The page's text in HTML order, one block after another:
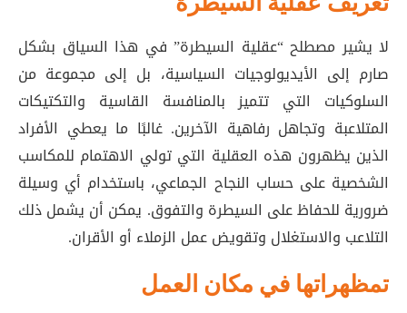
لا يشير مصطلح “عقلية السيطرة” في هذا السياق بشكل
صارم إلى الأيديولوجيات السياسية، بل إلى مجموعة من
السلوكيات التي تتميز بالمنافسة القاسية والتكتيكات
المتلاعبة وتجاهل رفاهية الآخرين. غالبًا ما يعطي الأفراد
الذين يظهرون هذه العقلية التي تولي الاهتمام للمكاسب
الشخصية على حساب النجاح الجماعي، باستخدام أي وسيلة
ضرورية للحفاظ على السيطرة والتفوق. يمكن أن يشمل ذلك
التلاعب والاستغلال وتقويض عمل الزملاء أو الأقران.
تمظهراتها في مكان العمل